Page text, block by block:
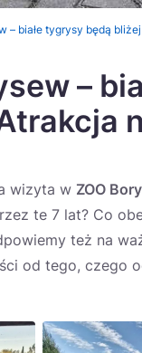
– białe tygrysy będą
–
wizyta w ZOO
te 7 lat? Co
też na
od tego, czego